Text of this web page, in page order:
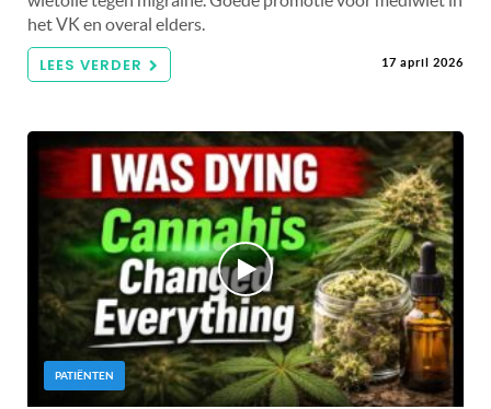
het VK en overal elders.
LEES VERDER 17 april 2026
PATIËNTEN